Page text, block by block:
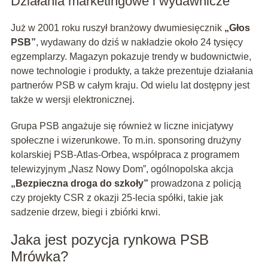
Już w 2001 roku ruszył branżowy dwumiesięcznik „Głos
PSB”, wydawany do dziś w nakładzie około 24 tysięcy
egzemplarzy. Magazyn pokazuje trendy w budownictwie,
nowe technologie i produkty, a także prezentuje działania
partnerów PSB w całym kraju. Od wielu lat dostępny jest
także w wersji elektronicznej.
Grupa PSB angażuje się również w liczne inicjatywy
społeczne i wizerunkowe. To m.in. sponsoring drużyny
kolarskiej PSB‑Atlas‑Orbea, współpraca z programem
telewizyjnym „Nasz Nowy Dom”, ogólnopolska akcja
„Bezpieczna droga do szkoły” prowadzona z policją
czy projekty CSR z okazji 25‑lecia spółki, takie jak
sadzenie drzew, biegi i zbiórki krwi.
Jaka jest pozycja rynkowa PSB
Mrówka?